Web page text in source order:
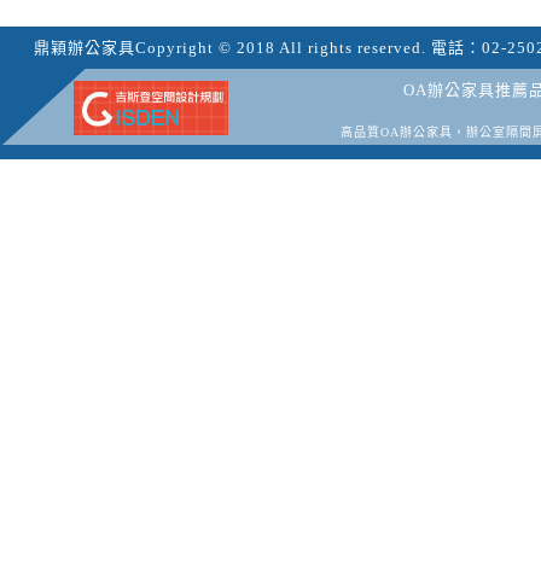
鼎穎辦公家具Copyright © 2018 All rights reserved. 電話： 02-
OA辦公家具推薦
高品質OA辦公家具，辦公室隔間